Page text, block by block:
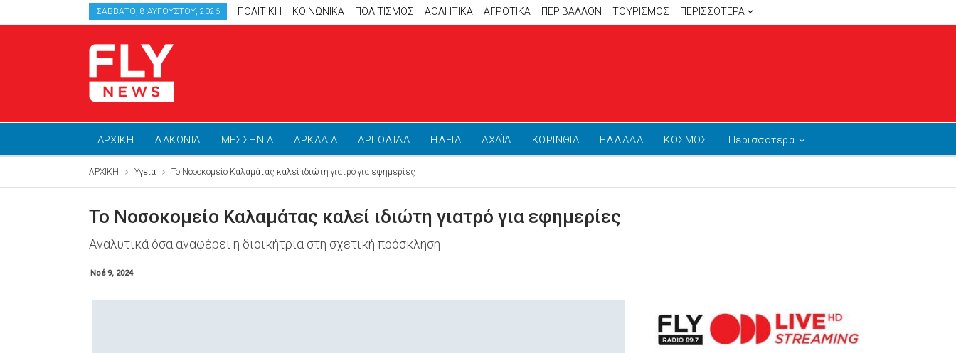
ΣΆΒΒΑΤΟ, 8 ΑΥΓΟΎΣΤΟΥ, 2026 ΠΟΛΙΤΙΚΗ ΚΟΙΝΩΝΙΚΑ ΠΟΛΙΤΙΣΜΟΣ ΑΘΛΗΤΙΚΆ ΑΓΡΟΤΙΚΑ ΠΕΡΙΒΑΛΛΟΝ ΤΟΥΡΙΣΜΟΣ ΠΕΡΙΣΣΌΤΕΡΑ
ΑΡΧΙΚΗ ΛΑΚΩΝΙΑ ΜΕΣΣΗΝΙΑ ΑΡΚΑΔΙΑ ΑΡΓΟΛΙΔΑ ΗΛΕΙΑ ΑΧΑΪΑ ΚΟΡΙΝΘΙΑ ΕΛΛΑΔΑ ΚΟΣΜΟΣ Περισσότερα
ΑΡΧΙΚΗ Υγεία Το Νοσοκομείο Καλαμάτας καλεί ιδιώτη γιατρό για εφημερίες
Το Νοσοκομείο Καλαμάτας καλεί ιδιώτη γιατρό για εφημερίες
Αναλυτικά όσα αναφέρει η διοικήτρια στη σχετική πρόσκληση
Νοέ 9, 2024